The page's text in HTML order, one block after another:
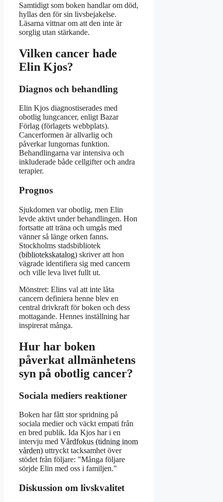
Samtidigt som boken handlar om död,
hyllas den för sin livsbejakelse.
Läsarna vittnar om att den inte är
sorglig utan stärkande.
Vilken cancer hade
Elin Kjos?
Diagnos och behandling
Elin Kjos diagnostiserades med
obotlig lungcancer, enligt Bazar
Förlag (förlagets webbplats).
Cancerformen är allvarlig och
påverkar lungornas funktion.
Behandlingarna var intensiva och
inkluderade både cellgifter och andra
terapier.
Prognos
Sjukdomen var obotlig, men Elin
levde aktivt under behandlingen. Hon
fortsatte att träna och umgås med
vänner så länge orken fanns.
Stockholms stadsbibliotek
(bibliotekskatalog) skriver att hon
vägrade identifiera sig med cancern
och ville leva livet fullt ut.
Mönstret: Elins val att inte låta
cancern definiera henne blev en
central drivkraft för boken och dess
mottagande. Hennes inställning har
inspirerat många.
Hur har boken
påverkat allmänhetens
syn på obotlig cancer?
Sociala mediers reaktioner
Boken har fått stor spridning på
sociala medier och väckt empati från
en bred publik. Ida Kjos har i en
intervju med Vårdfokus (tidning inom
vården) uttryckt tacksamhet över
stödet från följare:
Många följare
sörjde Elin med oss i familjen.
Diskussion om livskvalitet